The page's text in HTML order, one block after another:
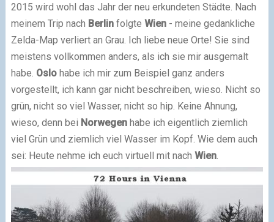
2015 wird wohl das Jahr der neu erkundeten Städte. Nach
meinem Trip nach Berlin folgte Wien - meine gedankliche
Zelda-Map verliert an Grau. Ich liebe neue Orte! Sie sind
meistens vollkommen anders, als ich sie mir ausgemalt
habe. Oslohabe ich mir zum Beispiel ganz anders
vorgestellt, ich kann gar nicht beschreiben, wieso. Nicht so
grün, nicht so viel Wasser, nicht so hip. Keine Ahnung,
wieso, denn bei Norwegen habe ich eigentlich ziemlich
viel Grün und ziemlich viel Wasser im Kopf. Wie dem auch
sei: Heute nehme ich euch virtuell mit nach Wien.